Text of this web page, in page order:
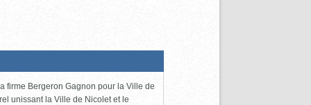
firme Bergeron Gagnon pour la Ville de
unissant la Ville de Nicolet et le